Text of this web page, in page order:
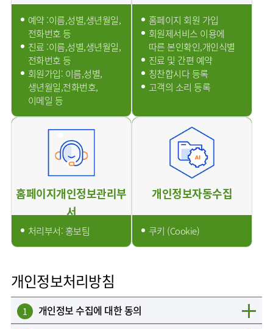
외상골절센터
지역응급의료기관
국제진료센터
간담췌센터
대장항문센터
중환자실
스마트케어병동
치과
마취통증의학과
영상의학과
진단검사의학과
응급의학과
외래진료
안내
예약 :이름,성별,생년월일,
전화번호 등
진료 :이름,성별,생년월일,
전화번호 등
회원가입: 이름,성별,
생년월일,전화번호,
이메일 등
홈페이지 회원 가입
회원제서비스 이용에
따른 본인확인,개인식별
진료 및 간편 예약
칭찬합시다 등록
고객의 소리 등록
홈페이지개인정보관리부
서
처리부서: 홍보팀
개인정보자동수집
쿠키 (Cookie)
개인정보처리방침
1 개인정보 수집에 대한 동의